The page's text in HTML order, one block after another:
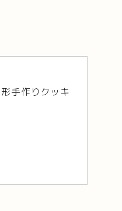
手作りクッキ